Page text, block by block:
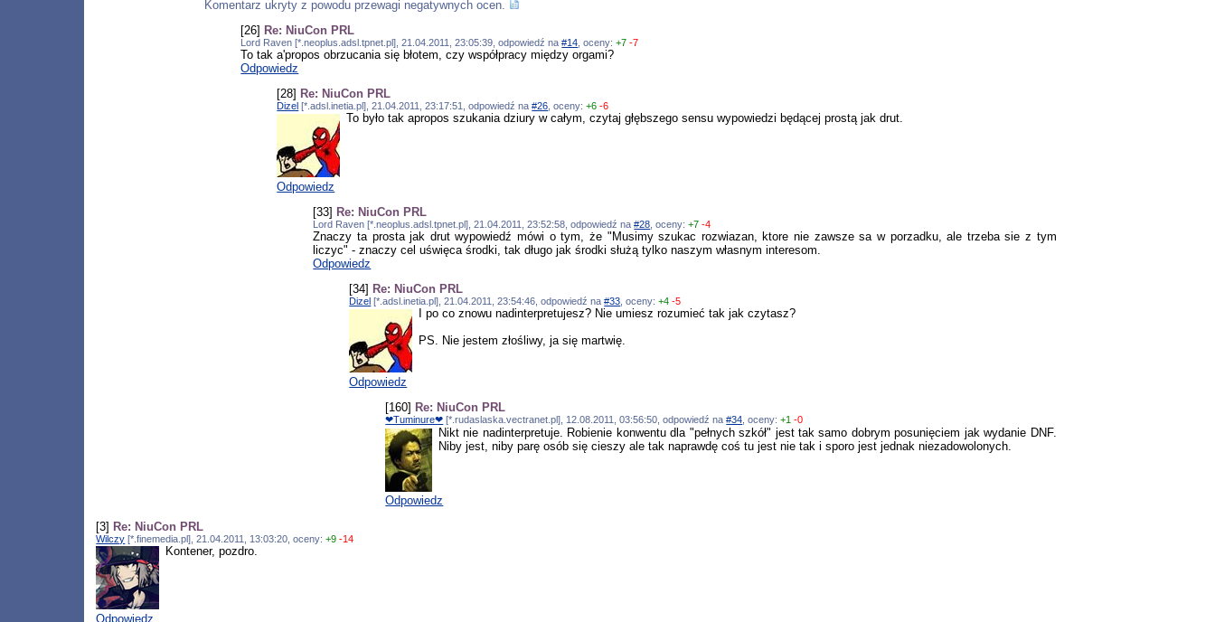
Komentarz ukryty z powodu przewagi negatywnych ocen.
[26] Re: NiuCon PRL
Lord Raven [*.neoplus.adsl.tpnet.pl], 21.04.2011, 23:05:39, odpowiedź na#14 , oceny:+7 -7
To tak a'propos obrzucania się błotem, czy współpracy między orgami?
Odpowiedz
[28] Re: NiuCon PRL
Dizel [*.adsl.inetia.pl], 21.04.2011, 23:17:51, odpowiedź na#26 , oceny:+6 -6
To było tak apropos szukania dziury w całym, czytaj głębszego sensu wypowiedzi będącej prostą jak drut.
Odpowiedz
[33] Re: NiuCon PRL
Lord Raven [*.neoplus.adsl.tpnet.pl], 21.04.2011, 23:52:58, odpowiedź na#28 , oceny:+7 -4
Znaczy ta prosta jak drut wypowiedź mówi o tym, że "Musimy szukac rozwiazan, ktore nie zawsze sa w porzadku, ale trzeba sie z tym
liczyc" - znaczy cel uświęca środki, tak długo jak środki służą tylko naszym własnym interesom.
Odpowiedz
[34] Re: NiuCon PRL
Dizel [*.adsl.inetia.pl], 21.04.2011, 23:54:46, odpowiedź na#33 , oceny:+4 -5
I po co znowu nadinterpretujesz? Nie umiesz rozumieć tak jak czytasz?
PS. Nie jestem złośliwy, ja się martwię.
Odpowiedz
[160] Re: NiuCon PRL
❤Tuminure❤ [*.rudaslaska.vectranet.pl], 12.08.2011, 03:56:50, odpowiedź na#34 , oceny:+1 -0
Nikt nie nadinterpretuje. Robienie konwentu dla "pełnych szkół" jest tak samo dobrym posunięciem jak wydanie DNF.
Niby jest, niby parę osób się cieszy ale tak naprawdę coś tu jest nie tak i sporo jest jednak niezadowolonych.
Odpowiedz
[3] Re: NiuCon PRL
Wilczy [*.finemedia.pl], 21.04.2011, 13:03:20, oceny:+9 -14
Kontener, pozdro.
Odpowiedz